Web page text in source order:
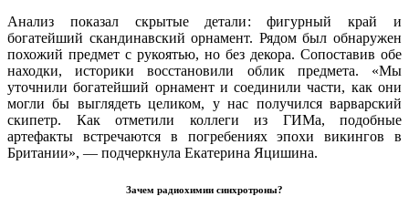
Анализ показал скрытые детали: фигурный край и
богатейший скандинавский орнамент. Рядом был обнаружен
похожий предмет с рукоятью, но без декора. Сопоставив обе
находки, историки восстановили облик предмета. «Мы
уточнили богатейший орнамент и соединили части, как они
могли бы выглядеть целиком, у нас получился варварский
скипетр. Как отметили коллеги из ГИМа, подобные
артефакты встречаются в погребениях эпохи викингов в
Британии», — подчеркнула Екатерина Яцишина.
Зачем радиохимии синхротроны?